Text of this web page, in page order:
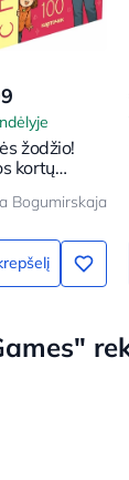
žodžio!
kortų
kad jūsų
Bogumirskaja